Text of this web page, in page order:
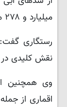
میلیارد و ۲۷۸ میلیون متر مکعب بوده است.
رستگاری
نقش کلیدی در
وی همچنین
اقماری از